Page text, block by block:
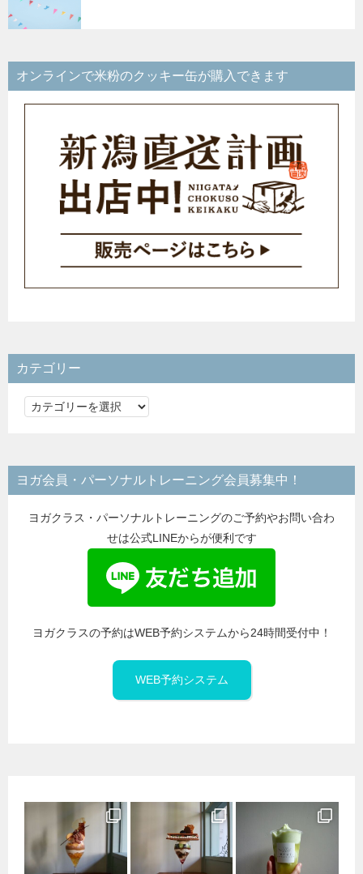
オンラインで米粉のクッキー缶が購入できます
カテゴリー
カ
リ
ー
ヨガ会員・パーソナルトレーニング会員募集中！
ヨガクラス・パーソナルトレーニングのご予約やお問い合わ
せは公式LINEからが便利です
ヨガクラスの予約はWEB予約システムから24時間受付中！
WEB予約システム